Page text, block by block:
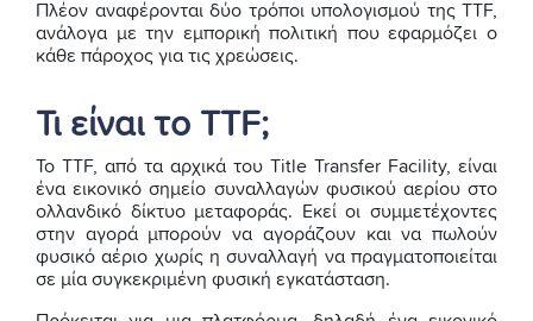
Πλέον αναφέρονται δύο τρόποι υπολογισμού της TTF,
ανάλογα με την εμπορική πολιτική που εφαρμόζει ο
κάθε πάροχος για τις χρεώσεις.
Τι είναι το TTF;
Το TTF, από τα αρχικά του Title Transfer Facility, είναι
ένα εικονικό σημείο συναλλαγών φυσικού αερίου στο
ολλανδικό δίκτυο μεταφοράς. Εκεί οι συμμετέχοντες
στην αγορά μπορούν να αγοράζουν και να πωλούν
φυσικό αέριο χωρίς η συναλλαγή να πραγματοποιείται
σε μία συγκεκριμένη φυσική εγκατάσταση.